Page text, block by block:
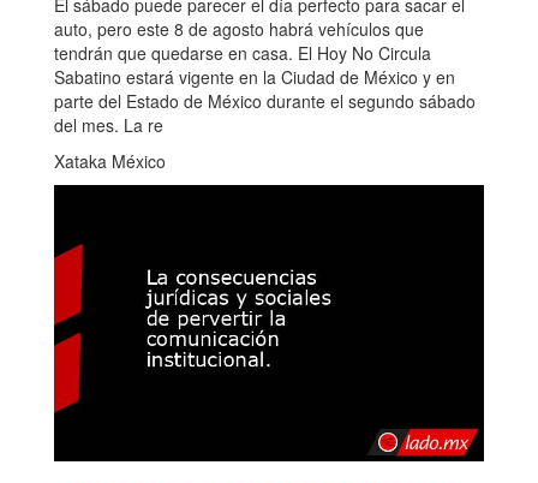
auto, pero este 8 de agosto habrá vehículos que
tendrán que quedarse en casa. El Hoy No Circula
Sabatino estará vigente en la Ciudad de México y en
parte del Estado de México durante el segundo sábado
del mes. La re
Xataka México